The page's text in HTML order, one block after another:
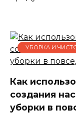
УБОРКА И
Как
создания
уборки в